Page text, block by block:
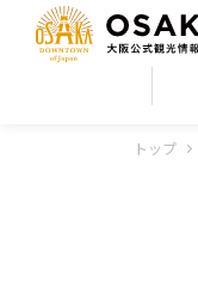
トップ